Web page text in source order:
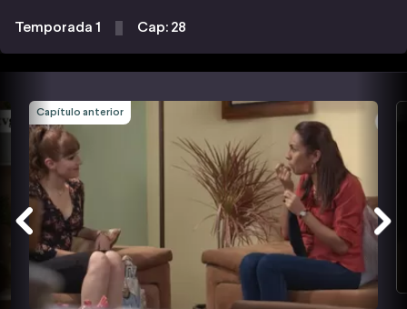
Temporada 1 Cap: 28
Capítulo anterior